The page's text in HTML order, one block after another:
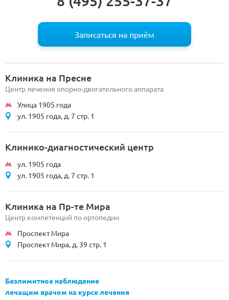
Записаться на приём
Клиника на Пресне
Центр лечения опорно-двигательного аппарата
Улица 1905 года
ул. 1905 года, д. 7 стр. 1
Клинико-диагностический центр
ул. 1905 года
ул. 1905 года, д. 7 стр. 1
Клиника на Пр-те Мира
Центр компетенций по ортопедии
Проспект Мира
Проспект Мира, д. 39 стр. 1
Безлимитное наблюдение
лечащим врачом на курсе лечения